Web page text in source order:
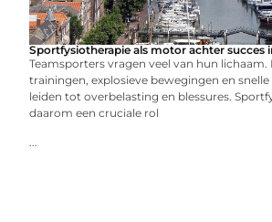
Sportfysiotherapie als motor achter succes
Teamsporters vragen veel van hun lichaam.
trainingen, explosieve bewegingen en
leiden tot overbelasting en blessures.
daarom een cruciale rol
...